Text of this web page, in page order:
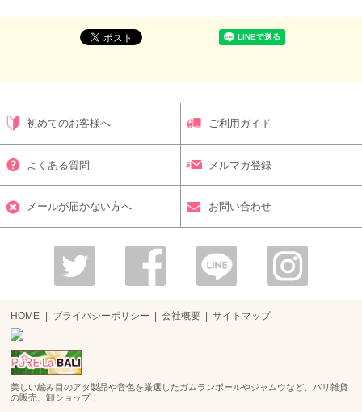
初めてのお客様へ ご利用ガイド
よくある質問 メルマガ登録
メールが届かない方へ お問い合わせ
HOME プライバシーポリシー 会社概要 サイトマップ
美しい編み目のアタ製品や音色を厳選したガムランボールやジャムウなど、バリ雑貨
の販売、卸ショップ！